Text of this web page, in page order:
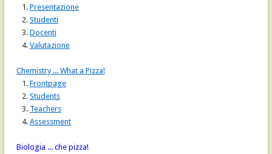
1. Presentazione
2. Studenti
3. Docenti
4. Valutazione
Chemistry ... What a Pizza!
1. Frontpage
2. Students
3. Teachers
4. Assessment
Biologia ... che pizza!